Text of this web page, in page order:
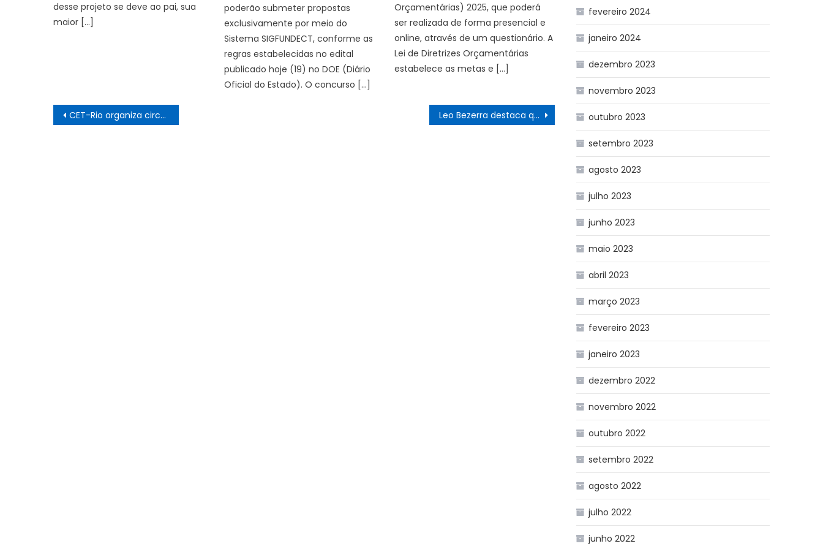
desse projeto se deve ao pai, sua
maior […]
poderão submeter propostas
exclusivamente por meio do
Sistema SIGFUNDECT, conforme as
regras estabelecidas no edital
publicado hoje (19) no DOE (Diário
Oficial do Estado). O concurso […]
Orçamentárias) 2025, que poderá
ser realizada de forma presencial e
online, através de um questionário. A
Lei de Diretrizes Orçamentárias
estabelece as metas e […]
Navegação
de
CET-Rio organiza circulação viária para a Feira das Yabás, em Oswaldo Cruz – Prefeitura da Cidade do Rio de Janeiro Leo Bezerra destaca que João Pessoa é a capital dos esportes saudáveis durante 3ª Corrida do Consumidor
fevereiro 2024
janeiro 2024
dezembro 2023
novembro 2023
outubro 2023
setembro 2023
agosto 2023
julho 2023
junho 2023
maio 2023
abril 2023
março 2023
fevereiro 2023
janeiro 2023
dezembro 2022
novembro 2022
outubro 2022
setembro 2022
agosto 2022
julho 2022
junho 2022